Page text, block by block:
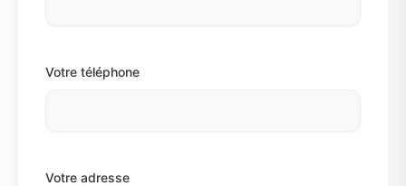
Votre téléphone
Votre adresse